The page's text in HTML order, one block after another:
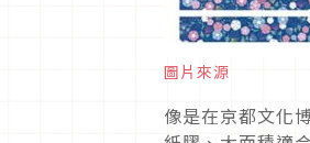
圖片來源
像是在京都文化